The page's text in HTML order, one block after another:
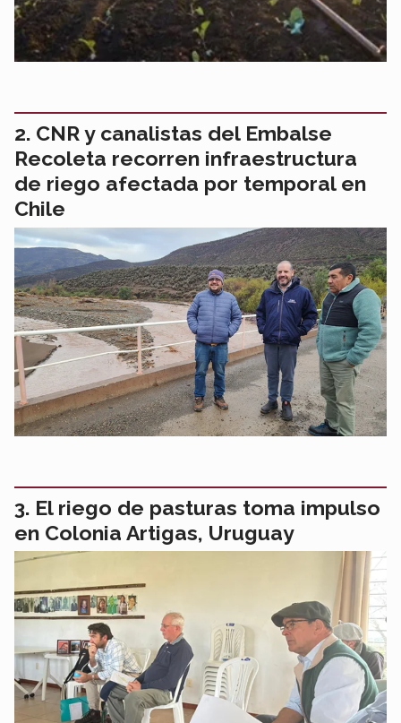
CNR y canalistas del Embalse
Recoleta recorren infraestructura
de riego afectada por temporal en
Chile
El riego de pasturas toma impulso
en Colonia Artigas, Uruguay